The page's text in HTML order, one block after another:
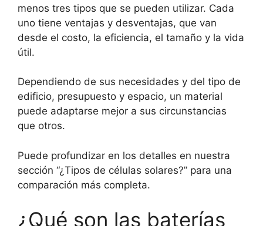
menos tres tipos que se pueden utilizar. Cada
uno tiene ventajas y desventajas, que van
desde el costo, la eficiencia, el tamaño y la vida
útil.
Dependiendo de sus necesidades y del tipo de
edificio, presupuesto y espacio, un material
puede adaptarse mejor a sus circunstancias
que otros.
Puede profundizar en los detalles en nuestra
sección “¿Tipos de células solares?” para una
comparación más completa.
¿Qué son las baterías